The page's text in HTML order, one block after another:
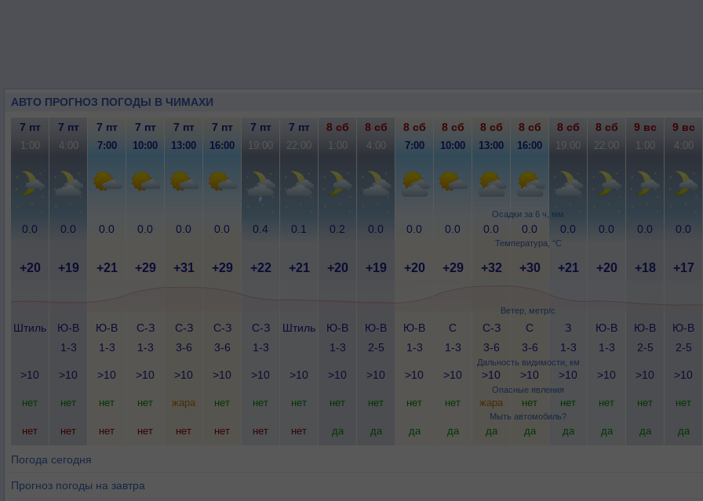
АВТО ПРОГНОЗ ПОГОДЫ В ЧИМАХИ
Осадки за 6 ч, мм
Температура, °C
Ветер, метр/с
Дальность видимости, км
Опасные явления
Мыть автомобиль?
7 пт 7 пт 7 пт 7 пт 7 пт 7 пт 7 пт 7 пт 8 сб 8 сб 8 сб 8 сб 8 сб 8 сб 8 сб 8 сб 9 вс 9 вс
1:00 4:00 7:00 10:00 13:00 16:00 19:00 22:00 1:00 4:00 7:00 10:00 13:00 16:00 19:00 22:00 1:00 4:00
0.0 0.0 0.0 0.0 0.0 0.0 0.4 0.1 0.2 0.0 0.0 0.0 0.0 0.0 0.0 0.0 0.0 0.0
+20 +19 +21 +29 +31 +29 +22 +21 +20 +19 +20 +29 +32 +30 +21 +20 +18 +17
Штиль
Ю-В
1-3
Ю-В
1-3
С-З
1-3
С-З
3-6
С-З
3-6
С-З
1-3
Штиль
Ю-В
1-3
Ю-В
2-5
Ю-В
1-3
С
1-3
С-З
3-6
С
3-6
З
1-3
Ю-В
1-3
Ю-В
2-5
Ю-В
2-5
>10 >10 >10 >10 >10 >10 >10 >10 >10 >10 >10 >10 >10 >10 >10 >10 >10 >10
нет нет нет нет жара нет нет нет нет нет нет нет жара нет нет нет нет нет
нет нет нет нет нет нет нет нет да да да да да да да да да да
Погода сегодня
Прогноз погоды на завтра